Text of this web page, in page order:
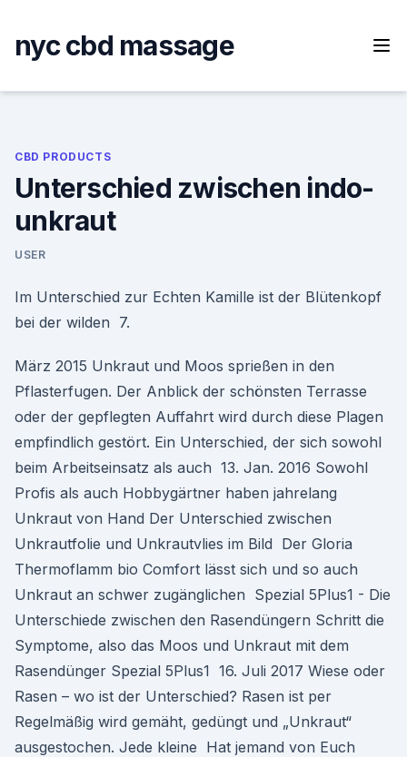
content
nyc cbd massage
CBD PRODUCTS
Unterschied zwischen indo-
unkraut
USER
Im Unterschied zur Echten Kamille ist der Blütenkopf
bei der wilden 7.
März 2015 Unkraut und Moos sprießen in den
Pflasterfugen. Der Anblick der schönsten Terrasse
oder der gepflegten Auffahrt wird durch diese Plagen
empfindlich gestört. Ein Unterschied, der sich sowohl
beim Arbeitseinsatz als auch 13. Jan. 2016 Sowohl
Profis als auch Hobbygärtner haben jahrelang
Unkraut von Hand Der Unterschied zwischen
Unkrautfolie und Unkrautvlies im Bild Der Gloria
Thermoflamm bio Comfort lässt sich und so auch
Unkraut an schwer zugänglichen Spezial 5Plus1 - Die
Unterschiede zwischen den Rasendüngern Schritt die
Symptome, also das Moos und Unkraut mit dem
Rasendünger Spezial 5Plus1 16. Juli 2017 Wiese oder
Rasen – wo ist der Unterschied? Rasen ist per
Regelmäßig wird gemäht, gedüngt und „Unkraut“
ausgestochen. Jede kleine Hat jemand von Euch